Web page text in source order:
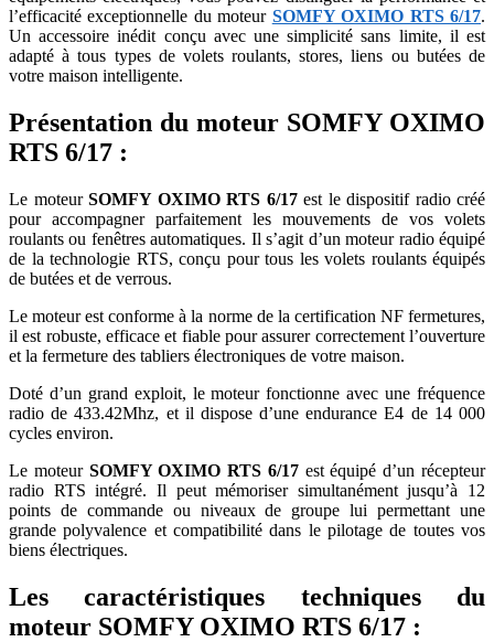
l’efficacité exceptionnelle du moteur SOMFY OXIMO RTS 6/17.
Un accessoire inédit conçu avec une simplicité sans limite, il est
adapté à tous types de volets roulants, stores, liens ou butées de
votre maison intelligente.
Présentation du moteur SOMFY OXIMO
RTS 6/17 :
Le moteur SOMFY OXIMO RTS 6/17est le dispositif radio créé
pour accompagner parfaitement les mouvements de vos volets
roulants ou fenêtres automatiques. Il s’agit d’un moteur radio équipé
de la technologie RTS, conçu pour tous les volets roulants équipés
de butées et de verrous.
Le moteur est conforme à la norme de la certification NF fermetures,
il est robuste, efficace et fiable pour assurer correctement l’ouverture
et la fermeture des tabliers électroniques de votre maison.
Doté d’un grand exploit, le moteur fonctionne avec une fréquence
radio de 433.42Mhz, et il dispose d’une endurance E4 de 14 000
cycles environ.
Le moteur SOMFY OXIMO RTS 6/17est équipé d’un récepteur
radio RTS intégré. Il peut mémoriser simultanément jusqu’à 12
points de commande ou niveaux de groupe lui permettant une
grande polyvalence et compatibilité dans le pilotage de toutes vos
biens électriques.
Les caractéristiques techniques du
moteur SOMFY OXIMO RTS 6/17 :